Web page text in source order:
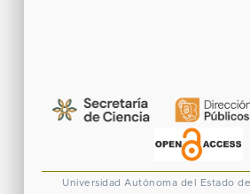
Universidad Autónoma del Estado